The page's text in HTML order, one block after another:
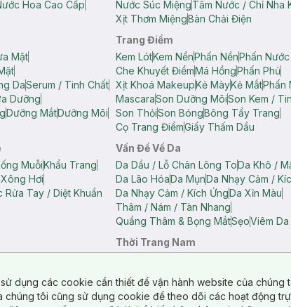
Hoa Cao Cấp
Nước Súc MiệngTăm Nước / Chỉ Nha
Xịt Thơm MiệngBàn Chải Điện
Mặt
DaSerum / Tinh Chất
Dưỡng
Dưỡng MắtDưỡng Môi
Trang Điểm
Kem LótKem NềnPhấn NềnPhấn
Che Khuyết ĐiểmMá HồngPhấn Phủ
Xịt Khoá MakeupKẻ MàyKẻ MắtPhấn
MascaraSon Dưỡng MôiSon Kem /
Son ThỏiSon BóngBông Tẩy Trang
Cọ Trang ĐiểmGiấy Thấm Dầu
MuỗiKhẩu Trang
Hơi
Rửa Tay / Diệt Khuẩn
Vấn Đề Về Da
Da Dầu / Lỗ Chân Lông ToDa Khô /
Da Lão HóaDa MụnDa Nhạy Cảm /
Da Nhạy Cảm / Kích ỨngDa Xỉn Màu
Thâm / Nám / Tàn Nhang
Quầng Thâm & Bọng MắtSẹoViêm
Nữ
Thời Trang Nam
dụng các cookie cần thiết để vận hành website của
tôi cũng sử dụng cookie để theo dõi các hoạt động